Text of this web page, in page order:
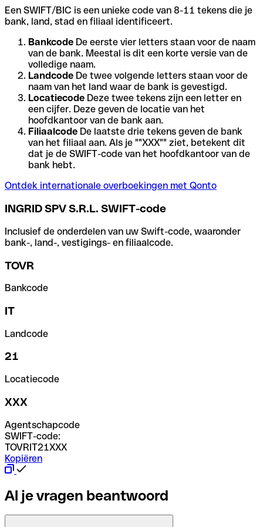
Een SWIFT/BIC is een unieke code van 8-11 tekens die je
bank, land, stad en filiaal identificeert.
Bankcode De eerste vier letters staan voor de naam
van de bank. Meestal is dit een korte versie van de
volledige naam.
Landcode De twee volgende letters staan voor de
naam van het land waar de bank is gevestigd.
Locatiecode Deze twee tekens zijn een letter en
een cijfer. Deze geven de locatie van het
hoofdkantoor van de bank aan.
Filiaalcode De laatste drie tekens geven de bank
van het filiaal aan. Als je ""XXX"" ziet, betekent dit
dat je de SWIFT-code van het hoofdkantoor van de
bank hebt.
Ontdek internationale overboekingen met Qonto
INGRID SPV S.R.L. SWIFT-code
Inclusief de onderdelen van uw Swift-code, waaronder
bank-, land-, vestigings- en filiaalcode.
TOVR
Bankcode
IT
Landcode
21
Locatiecode
XXX
Agentschapcode
SWIFT-code:
TOVRIT21XXX
Kopiëren
Al je vragen beantwoord